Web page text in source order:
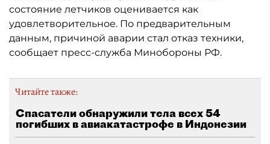
состояние летчиков оценивается как
удовлетворительное. По предварительным
данным, причиной аварии стал отказ техники,
сообщает пресс-служба Минобороны РФ.
Читайте также:
Спасатели обнаружили тела всех 54
погибших в авиакатастрофе в Индонезии